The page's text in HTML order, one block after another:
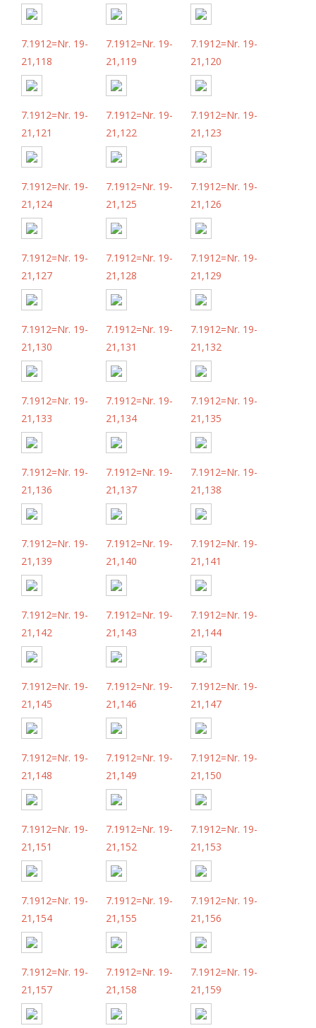
7.1912=Nr. 19-
21,118
7.1912=Nr. 19-
21,119
7.1912=Nr. 19-
21,120
7.1912=Nr. 19-
21,121
7.1912=Nr. 19-
21,122
7.1912=Nr. 19-
21,123
7.1912=Nr. 19-
21,124
7.1912=Nr. 19-
21,125
7.1912=Nr. 19-
21,126
7.1912=Nr. 19-
21,127
7.1912=Nr. 19-
21,128
7.1912=Nr. 19-
21,129
7.1912=Nr. 19-
21,130
7.1912=Nr. 19-
21,131
7.1912=Nr. 19-
21,132
7.1912=Nr. 19-
21,133
7.1912=Nr. 19-
21,134
7.1912=Nr. 19-
21,135
7.1912=Nr. 19-
21,136
7.1912=Nr. 19-
21,137
7.1912=Nr. 19-
21,138
7.1912=Nr. 19-
21,139
7.1912=Nr. 19-
21,140
7.1912=Nr. 19-
21,141
7.1912=Nr. 19-
21,142
7.1912=Nr. 19-
21,143
7.1912=Nr. 19-
21,144
7.1912=Nr. 19-
21,145
7.1912=Nr. 19-
21,146
7.1912=Nr. 19-
21,147
7.1912=Nr. 19-
21,148
7.1912=Nr. 19-
21,149
7.1912=Nr. 19-
21,150
7.1912=Nr. 19-
21,151
7.1912=Nr. 19-
21,152
7.1912=Nr. 19-
21,153
7.1912=Nr. 19-
21,154
7.1912=Nr. 19-
21,155
7.1912=Nr. 19-
21,156
7.1912=Nr. 19-
21,157
7.1912=Nr. 19-
21,158
7.1912=Nr. 19-
21,159